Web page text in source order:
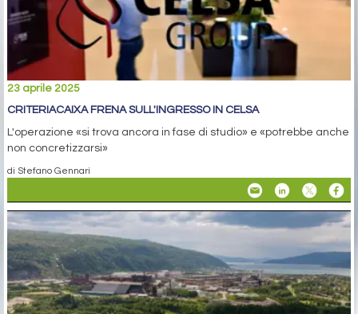
23 aprile 2025
CRITERIACAIXA FRENA SULL'INGRESSO IN CELSA
L'operazione «si trova ancora in fase di studio» e «potrebbe anche
non concretizzarsi»
di Stefano Gennari